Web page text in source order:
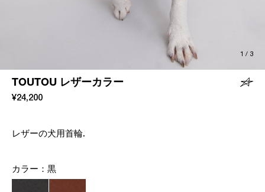
1 / 3
TOUTOU レザーカラー
¥24,200
レザーの犬用首輪.
カラー： 黒